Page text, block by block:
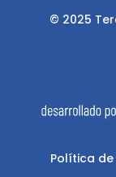
© 2025
Política